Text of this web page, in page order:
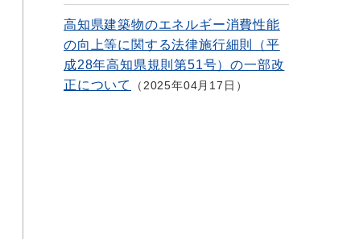
高知県建築物のエネルギー消費性能
の向上等に関する法律施行細則（平
成28年高知県規則第51号）の一部改
正について
2025年04月17日